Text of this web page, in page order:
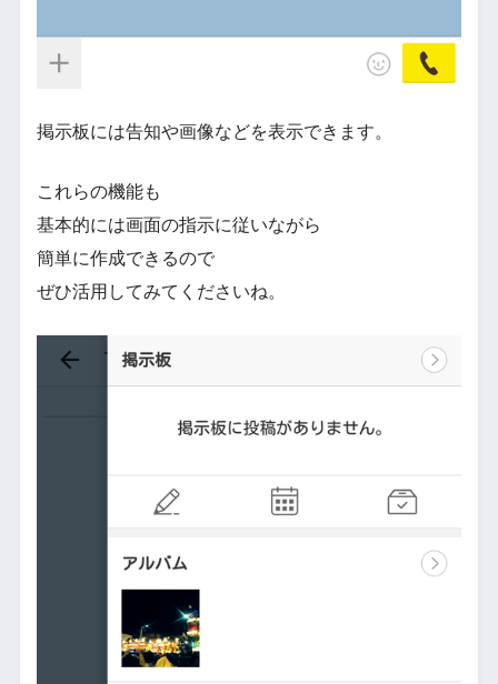
掲示板には告知や画像などを表示できます。
これらの機能も
基本的には画面の指示に従いながら
簡単に作成できるので
ぜひ活用してみてくださいね。